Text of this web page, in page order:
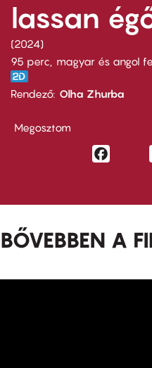
lassan
2024
95 perc,
magyar és angol
Rendező Olha Zhurba
Megosztom
BŐVEBBEN A